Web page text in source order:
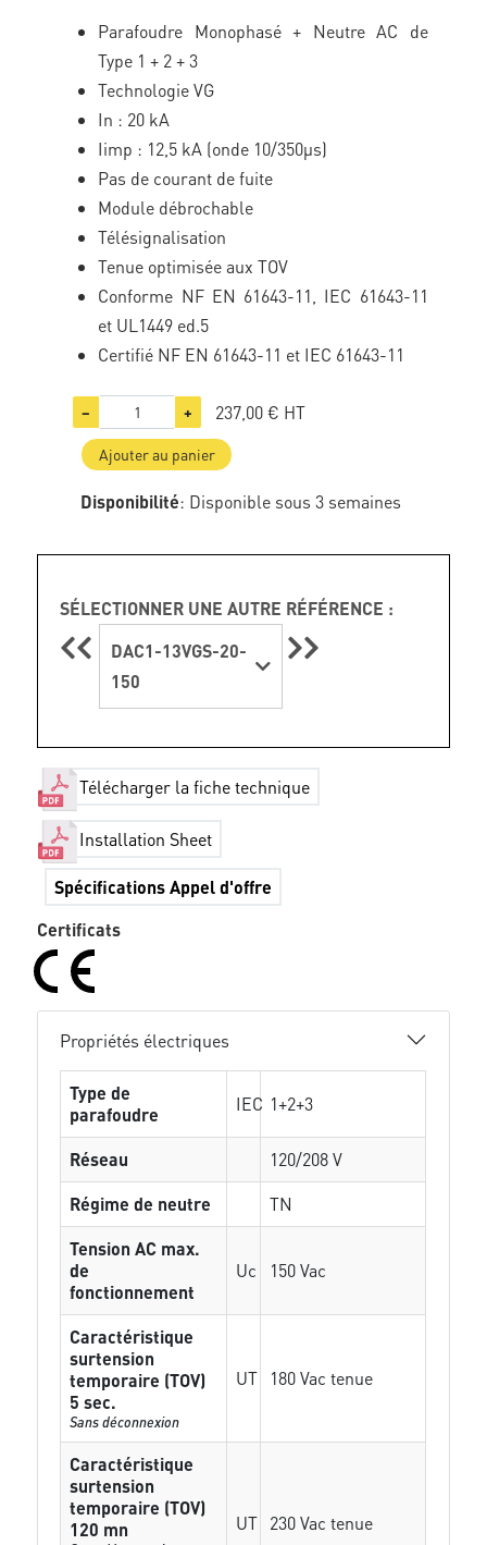
Parafoudre Monophasé + Neutre AC de
Type 1 + 2 + 3
Technologie VG
In : 20 kA
Iimp : 12,5 kA (onde 10/350µs)
Pas de courant de fuite
Module débrochable
Télésignalisation
Tenue optimisée aux TOV
Conforme NF EN 61643-11, IEC 61643-11
et UL1449 ed.5
Certifié NF EN 61643-11 et IEC 61643-11
− + 237,00 € HT
Ajouter au panier
Disponibilité: Disponible sous 3 semaines
SÉLECTIONNER UNE AUTRE RÉFÉRENCE :
DAC1-13VGS-20-
150
Télécharger la fiche technique
Installation Sheet
Spécifications Appel d'offre
Certificats
Propriétés électriques
Type de
parafoudre
IEC 1+2+3
Réseau
120/208 V
Régime de neutre
TN
Tension AC max.
de
fonctionnement
Uc 150 Vac
Caractéristique
surtension
temporaire (TOV)
5 sec.
Sans déconnexion
UT 180 Vac tenue
Caractéristique
surtension
temporaire (TOV)
120 mn
UT 230 Vac tenue